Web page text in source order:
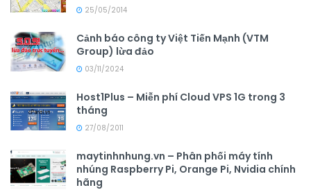
25/05/2014
Cảnh báo công ty Việt Tiến Mạnh (VTM
Group) lừa đảo
03/11/2024
Host1Plus – Miễn phí Cloud VPS 1G trong 3
tháng
27/08/2011
maytinhnhung.vn – Phân phối máy tính
nhúng Raspberry Pi, Orange Pi, Nvidia chính
hãng